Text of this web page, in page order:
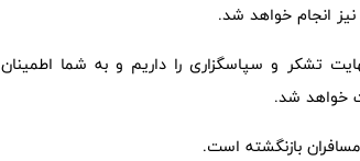
انجام خواهد شد.
تشکر و سپاسگزاری را داریم و به شما اطمینان
خواهد شد.
بازنگشته است.